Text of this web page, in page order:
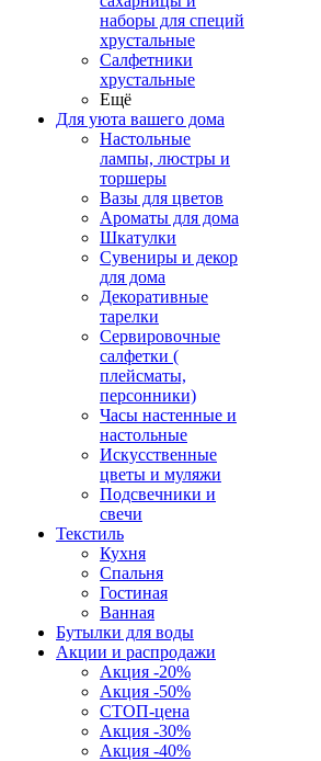
наборы для специй
хрустальные
Салфетники
хрустальные
Ещё
Для уюта вашего дома
Настольные
лампы, люстры и
торшеры
Вазы для цветов
Ароматы для дома
Шкатулки
Сувениры и декор
для дома
Декоративные
тарелки
Сервировочные
салфетки (
плейсматы,
персонники)
Часы настенные и
настольные
Искусственные
цветы и муляжи
Подсвечники и
свечи
Текстиль
Кухня
Спальня
Гостиная
Ванная
Бутылки для воды
Акции и распродажи
Акция -20%
Акция -50%
СТОП-цена
Акция -30%
Акция -40%